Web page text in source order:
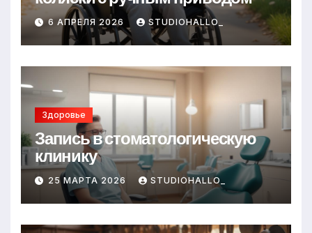
6 АПРЕЛЯ 2026 STUDIOHALLO_
Здоровье
Запись в стоматологическую
клинику
25 МАРТА 2026 STUDIOHALLO_